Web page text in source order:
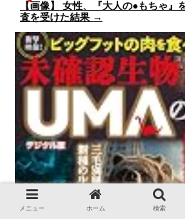
【画像】 女性、『大人の●もちゃ』
査を受けた結果 →
メニュー ホーム 検索